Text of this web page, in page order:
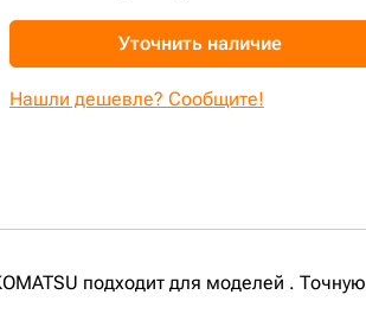
Уточнить наличие
Нашли дешевле? Сообщите!
подходит для моделей . Точную